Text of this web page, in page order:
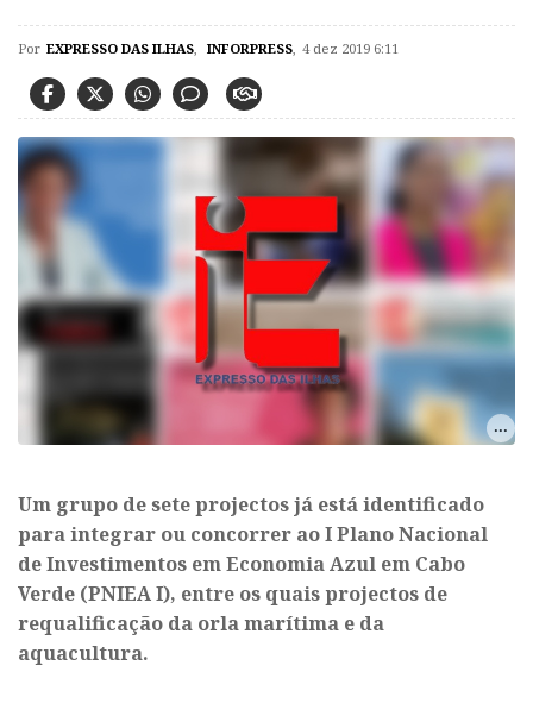
Por EXPRESSO DAS ILHAS, INFORPRESS, 4 dez 2019 6:11
Um grupo de sete projectos já está identificado
para integrar ou concorrer ao I Plano Nacional
de Investimentos em Economia Azul em Cabo
Verde (PNIEA I), entre os quais projectos de
requalificação da orla marítima e da
aquacultura.